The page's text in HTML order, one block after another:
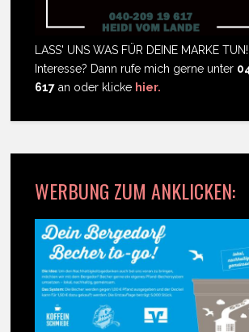
LASS' UNS WAS FÜR DEINE MARKE
Interesse? Dann rufe mich gerne unter
617 an oder klicke hier.
WERBUNG ZUM ANKLICKEN: